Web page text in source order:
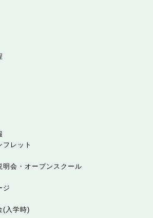
レット
会・オープンスクール
ジ
(入学時)